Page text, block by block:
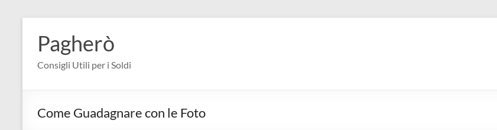
contenuto
Pagherò
Consigli Utili per i Soldi
Come Guadagnare con le Foto